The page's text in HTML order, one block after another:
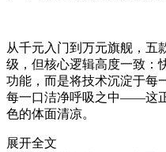
从千元入门到万元旗舰，五
级，但核心逻辑高度一致：
功能，而是将技术沉淀于每
每一口洁净呼吸之中——这
色的体面清凉。
展开全文